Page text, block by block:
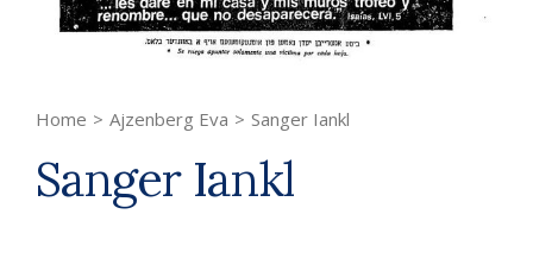
Home > Ajzenberg Eva > Sanger Iankl
Sanger Iankl